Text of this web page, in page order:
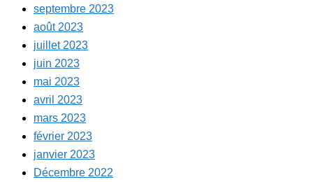
septembre 2023
août 2023
juillet 2023
juin 2023
mai 2023
avril 2023
mars 2023
février 2023
janvier 2023
Décembre 2022